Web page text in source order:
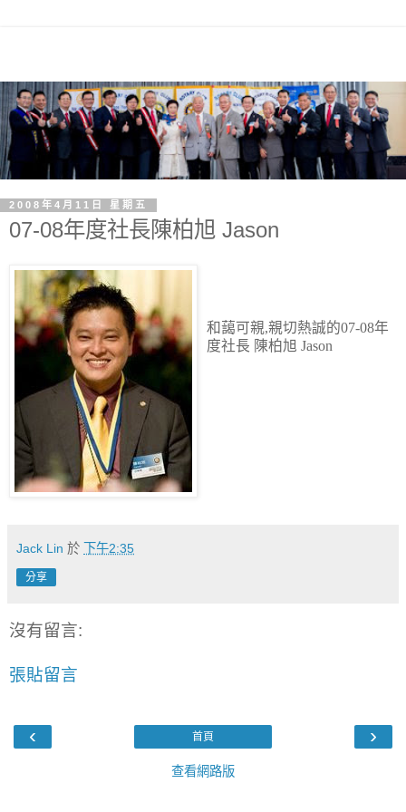
2008年4月11日 星期五
07-08年度社長陳柏旭 Jason
和藹可親,親切熱誠的07-08年
度社長 陳柏旭 Jason
Jack Lin 於 下午2:35
分享
沒有留言:
張貼留言
‹ ›
首頁
查看網路版